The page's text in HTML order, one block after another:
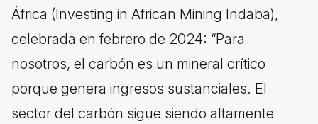
África (Investing in African Mining Indaba),
celebrada en febrero de 2024: “Para
nosotros, el carbón es un mineral crítico
porque genera ingresos sustanciales. El
sector del carbón sigue siendo altamente